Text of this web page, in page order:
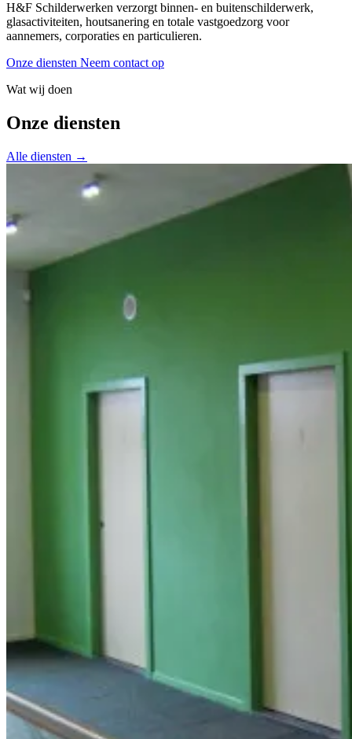
H&F Schilderwerken verzorgt binnen- en buitenschilderwerk,
glasactiviteiten, houtsanering en totale vastgoedzorg voor
aannemers, corporaties en particulieren.
Onze diensten Neem contact op
Wat wij doen
Onze diensten
Alle diensten →